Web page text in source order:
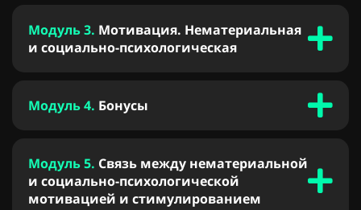
Модуль 3. Мотивация. Нематериальная
и социально-психологическая
Модуль 4. Бонусы
Модуль 5. Связь между нематериальной
и социально-психологической
мотивацией и стимулированием